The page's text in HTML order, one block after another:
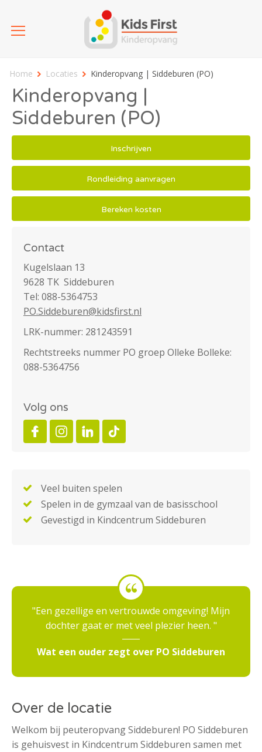
Home Locaties Kinderopvang | Siddeburen (PO)
Kinderopvang |
Siddeburen (PO)
Inschrijven
Rondleiding aanvragen
Bereken kosten
Contact
Kugelslaan 13
9628 TK Siddeburen
Tel: 088-5364753
PO.Siddeburen@kidsfirst.nl
LRK-nummer: 281243591
Rechtstreeks nummer PO groep Olleke Bolleke:
088-5364756
Volg ons
Veel buiten spelen
Spelen in de gymzaal van de basisschool
Gevestigd in Kindcentrum Siddeburen
Een gezellige en vertrouwde omgeving! Mijn
dochter gaat er met veel plezier heen.
Wat een ouder zegt over PO Siddeburen
Over de locatie
Welkom bij peuteropvang Siddeburen! PO Siddeburen
is gehuisvest in Kindcentrum Siddeburen samen met